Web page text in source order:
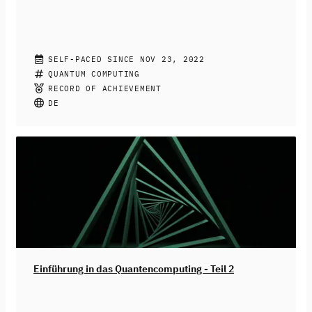
PROF. DR. JÖRG HETTEL
Prof. Jörg Hettel von der Hochschule Kaiserslautern
baut auf dem ersten Kurs der Reihe
"Quanteninformation und -Kryptographie" (hier Teil 1)
diesmal das physikalische Phänomen der
Verschränkung, mit der Information auf völlig neue Art
und Weise verarbeitet werden kann. Freuen Sie sich auf
eine genauere Betrachtung der Verschränkung und
deren Anwendung, wie z.B. im Ekhard-Protokoll oder
beim sogenannten Entanglement Swapping.
SELF-PACED SINCE NOV 23, 2022
QUANTUM COMPUTING
RECORD OF ACHIEVEMENT
DE
Einführung in das Quantencomputing - Teil 2